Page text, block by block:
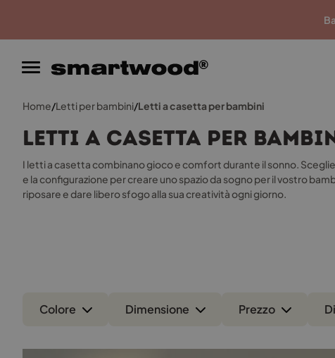
Garanzia del prezzo più
Home/Letti per bambini/Letti a casetta per bambini
Letti a casetta per
I letti a casetta combinano gioco e comfort durante il sonno.
e la configurazione per creare uno spazio da sogno per il vostro
riposare e dare libero sfogo alla sua creatività ogni giorno.
Colore Dimensione Prezzo